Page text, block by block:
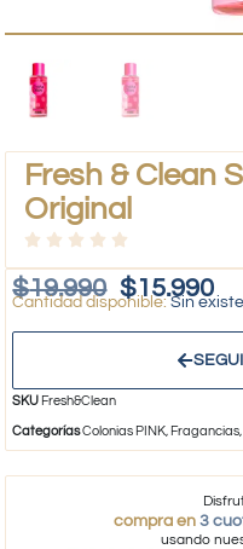
Fresh & Clean
Original
$19.990 $15.990
Sin
SKU Fresh&Clean
CategoríasColonias PINK, Fragancias,
compra en 3
usando